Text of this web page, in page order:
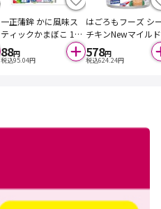
一正蒲鉾 かに風味ス
ティックかまぼこ 10
本
88円
税込95.04円
はごろもフーズ シ
チキンNewマイル
0g×4
578円
税込624.24円